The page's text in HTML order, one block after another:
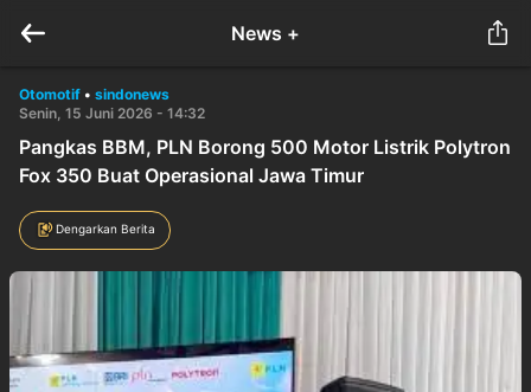
News +
Otomotif • sindonews
Senin, 15 Juni 2026 - 14:32
Pangkas BBM, PLN Borong 500 Motor Listrik Polytron
Fox 350 Buat Operasional Jawa Timur
Dengarkan Berita